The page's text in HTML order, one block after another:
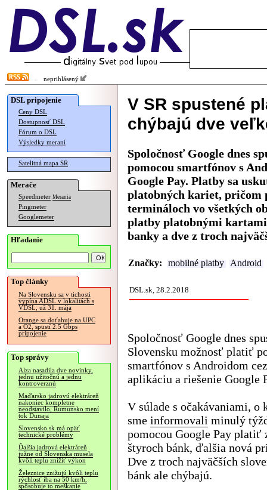
neprihlásený
DSL pripojenie
Ceny DSL
Dostupnosť DSL
Fórum o DSL
Výsledky meraní
Satelitná mapa SR
Merače
Speedmeter Merania
Pingmeter
Googlemeter
Hľadanie
Top články
Na Slovensku sa v tichosti
vypína ADSL v lokalitách s
VDSL, už 31. mája
Orange sa doťahuje na UPC
a O2, spustí 2.5 Gbps
pripojenie
Top správy
Alza nasadila dve novinky,
jednu užitočnú a jednu
kontroverznú
Maďarsko jadrovú elektráreň
nakoniec kompletne
neodstavilo, Rumunsko mení
tok Dunaja
Slovensko.sk má opäť
technické problémy
Ďalšia jadrová elektráreň
južne od Slovenska musela
kvôli teplu znížiť výkon
Železnice znižujú kvôli teplu
rýchlosť iba na 50 km/h,
spôsobuje to meškanie
V SR spustené
chýbajú dve
Spoločnosť Google dnes
pomocou smartfónov s
Google Pay. Platby sa
platobných kariet, pričom
termináloch vo všetkých
platby platobnými
banky a dve z troch
Značky: mobilné platby Android
DSL.sk, 28.2.2018
Spoločnosť Google dnes
Slovensku možnosť platiť
smartfónov s Androidom
aplikáciu a riešenie Google
V súlade s očakávaniami, o
sme informovali minulý
pomocou Google Pay platiť
štyroch bánk, ďalšia nová
Dve z troch najväčších
bánk ale chýbajú.